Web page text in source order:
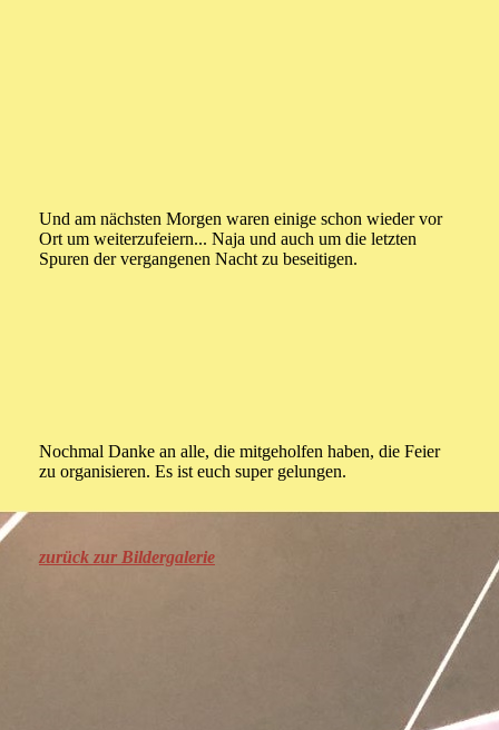
Und am nächsten Morgen waren einige schon wieder vor
Ort um weiterzufeiern... Naja und auch um die letzten
Spuren der vergangenen Nacht zu beseitigen.
Nochmal Danke an alle, die mitgeholfen haben, die Feier
zu organisieren. Es ist euch super gelungen.
zurück zur Bildergalerie